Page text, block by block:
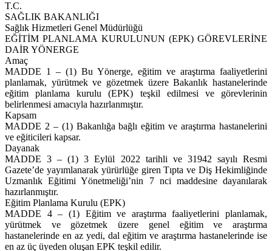
T.C.
SAĞLIK BAKANLIĞI
Sağlık Hizmetleri Genel Müdürlüğü
EĞİTİM PLANLAMA KURULUNUN (EPK) GÖREVLERİNE
DAİR YÖNERGE
Amaç
MADDE 1 – (1) Bu Yönerge, eğitim ve araştırma faaliyetlerini
planlamak, yürütmek ve gözetmek üzere Bakanlık hastanelerinde
eğitim planlama kurulu (EPK) teşkil edilmesi ve görevlerinin
belirlenmesi amacıyla hazırlanmıştır.
Kapsam
MADDE 2 – (1) Bakanlığa bağlı eğitim ve araştırma hastanelerini
ve eğiticileri kapsar.
Dayanak
MADDE 3 – (1) 3 Eylül 2022 tarihli ve 31942 sayılı Resmi
Gazete’de yayımlanarak yürürlüğe giren Tıpta ve Diş Hekimliğinde
Uzmanlık Eğitimi Yönetmeliği’nin 7 nci maddesine dayanılarak
hazırlanmıştır.
Eğitim Planlama Kurulu (EPK)
MADDE 4 – (1) Eğitim ve araştırma faaliyetlerini planlamak,
yürütmek ve gözetmek üzere genel eğitim ve araştırma
hastanelerinde en az yedi, dal eğitim ve araştırma hastanelerinde ise
en az üç üyeden oluşan EPK teşkil edilir.